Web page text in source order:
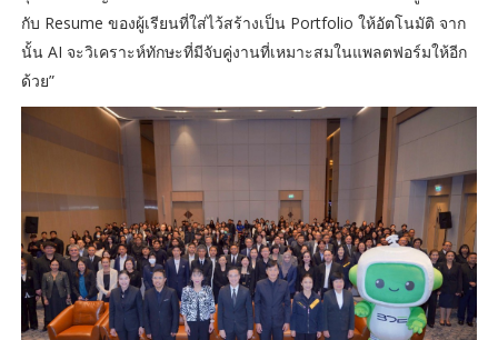
กับ Resume ของผู้เรียนที่ใส่ไว้สร้างเป็น Portfolio ให้อัตโนมัติ จาก
นั้น AI จะวิเคราะห์ทักษะที่มีจับคู่งานที่เหมาะสมในแพลตฟอร์มให้อีก
ด้วย”